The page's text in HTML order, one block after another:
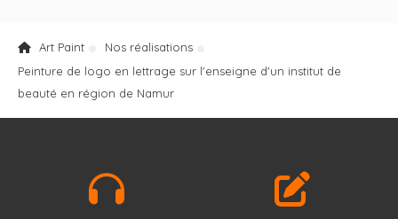
Art Paint
Nos réalisations
Peinture de logo en lettrage sur l'enseigne d'un institut de
beauté en région de Namur